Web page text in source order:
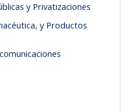
y Privatizaciones
y Productos